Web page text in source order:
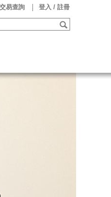
交易查詢 登入 / 註冊